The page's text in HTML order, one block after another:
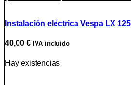
Instalación eléctrica Vespa LX 125
40,00 € IVA incluido
Hay existencias